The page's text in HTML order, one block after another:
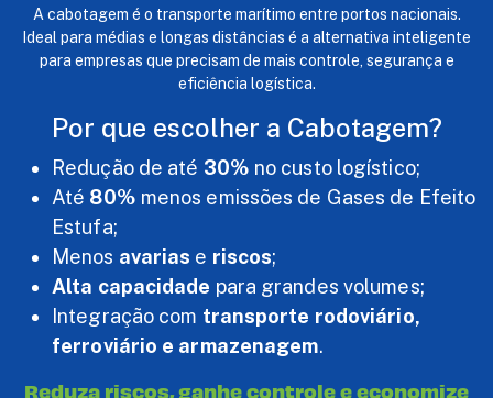
A cabotagem é o transporte marítimo entre portos nacionais.
Ideal para médias e longas distâncias é a alternativa inteligente
para empresas que precisam de mais controle, segurança e
eficiência logística.
Por que escolher a Cabotagem?
Redução de até 30% no custo logístico;
Até 80% menos emissões de Gases de Efeito
Estufa;
Menos avarias e riscos;
Alta capacidade para grandes volumes;
Integração com transporte rodoviário,
ferroviário e armazenagem.
Reduza riscos, ganhe controle e economize